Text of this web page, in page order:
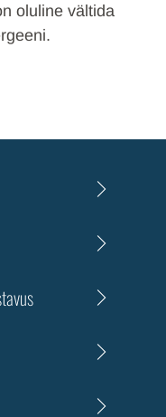
oluline vältida